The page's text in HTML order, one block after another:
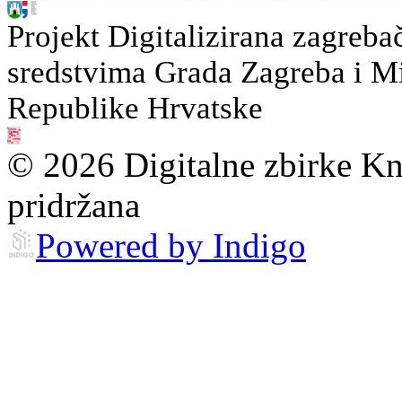
Projekt Digitalizirana
sredstvima Grada Zagreba i
Republike Hrvatske
© 2026 Digitalne zbirke
pridržana
Powered by Indigo